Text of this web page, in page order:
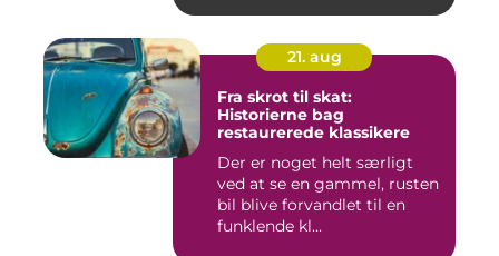
21. aug
Fra skrot til skat:
Historierne bag
restaurerede klassikere
Der er noget helt særligt
ved at se en gammel, rusten
bil blive forvandlet til en
funklende kl...